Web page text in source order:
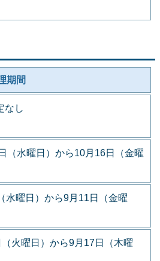
期間
なし
（水曜日）から10月16日（金曜
水曜日）から9月11日（金曜
火曜日）から9月17日（木曜